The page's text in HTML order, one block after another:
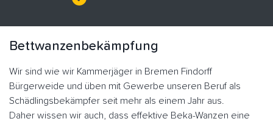
Bettwanzenbekämpfung
Wir sind wie wir Kammerjäger in Bremen Findorff
Bürgerweide und üben mit Gewerbe unseren Beruf als
Schädlingsbekämpfer seit mehr als einem Jahr aus.
Daher wissen wir auch, dass effektive Beka-Wanzen eine